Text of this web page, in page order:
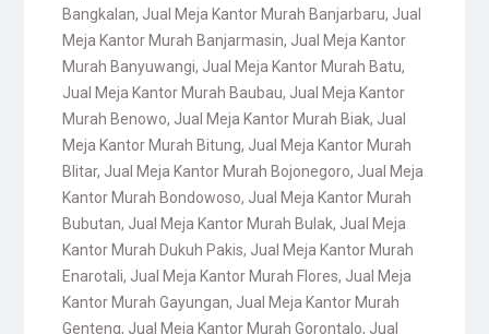
Bangkalan, Jual Meja Kantor Murah Banjarbaru, Jual
Meja Kantor Murah Banjarmasin, Jual Meja Kantor
Murah Banyuwangi, Jual Meja Kantor Murah Batu,
Jual Meja Kantor Murah Baubau, Jual Meja Kantor
Murah Benowo, Jual Meja Kantor Murah Biak, Jual
Meja Kantor Murah Bitung, Jual Meja Kantor Murah
Blitar, Jual Meja Kantor Murah Bojonegoro, Jual Meja
Kantor Murah Bondowoso, Jual Meja Kantor Murah
Bubutan, Jual Meja Kantor Murah Bulak, Jual Meja
Kantor Murah Dukuh Pakis, Jual Meja Kantor Murah
Enarotali, Jual Meja Kantor Murah Flores, Jual Meja
Kantor Murah Gayungan, Jual Meja Kantor Murah
Genteng, Jual Meja Kantor Murah Gorontalo, Jual